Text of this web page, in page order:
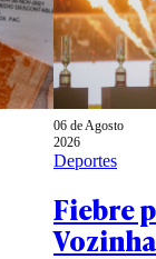
06 de Agosto
2026
Deportes
Fiebre